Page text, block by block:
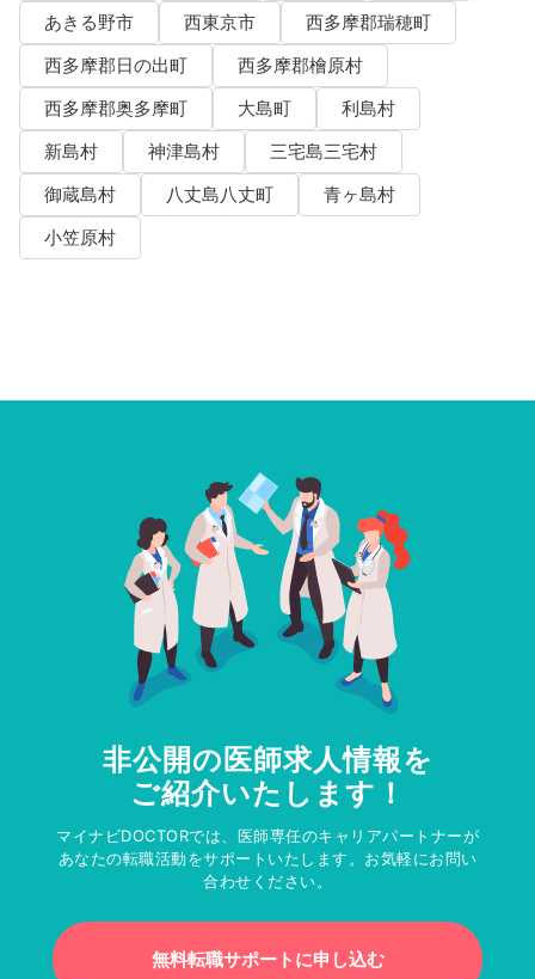
あきる野市
西東京市
西多摩郡瑞穂町
西多摩郡日の出町
西多摩郡檜原村
西多摩郡奥多摩町
大島町
利島村
新島村
神津島村
三宅島三宅村
御蔵島村
八丈島八丈町
青ヶ島村
小笠原村
非公開の医師求人情報を
ご紹介いたします！
マイナビDOCTORでは、医師専任のキャリアパートナーが
あなたの転職活動をサポートいたします。お気軽にお問い
合わせください。
無料転職サポートに申し込む